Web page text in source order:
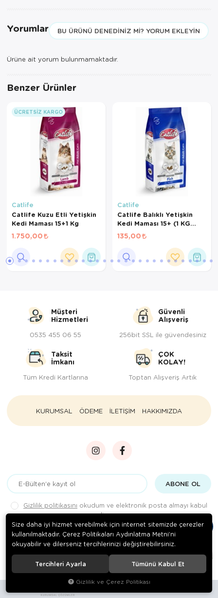
Yorumlar BU ÜRÜNÜ DENEDINIZ MI? YORUM EKLEYIN
Ürüne ait yorum bulunmamaktadır.
Benzer Ürünler
ÜCRETSIZ KARGO
Catlife
Catlife Kuzu Etli Yetişkin
Kedi Maması 15+1 Kg
1.750,00
Catlife
Catlife Balıklı Yetişkin
Kedi Maması 15+ (1 KG
BÖLÜNMÜŞ)
135,00
Müşteri
Hizmetleri
0535 455 06 55
Güvenli
Alışveriş
256bit SSL ile güvendesiniz
Taksit
İmkanı
Tüm Kredi Kartlarına
ÇOK
KOLAY!
Toptan Alışveriş Artık
KURUMSAL ÖDEME İLETİŞİM HAKKIMIZDA
ABONE OL
Gizlilik politikasını okudum ve elektronik posta almayı kabul
ediyorum.
Size daha iyi hizmet verebilmek için internet sitemizde çerezler
kullanılmaktadır. Çerez Politikaları Aydınlatma Metni’ni
okuyabilir ve dilerseniz tercihlerinizi değiştirebilirsiniz.
Tercihleri Ayarla Tümünü Kabul Et
Gizlilik ve Çerez Politikası